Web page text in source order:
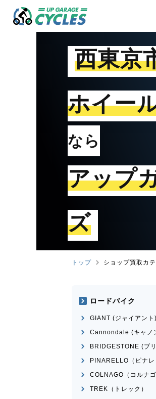
西東京
ホイー
なら
アップ
ズ
トップ ショップ買取カ
ロードバイク
GIANT (ジャイアント)
Cannondale (キャノ
BRIDGESTONE (ブ
PINARELLO（ピナレ
COLNAGO（コルナゴ
TREK（トレック）